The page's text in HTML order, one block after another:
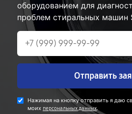
оборудованием для
проблем стиральных машин
Отправить
Нажимая на кнопку отправить я даю
моих персональных данных.